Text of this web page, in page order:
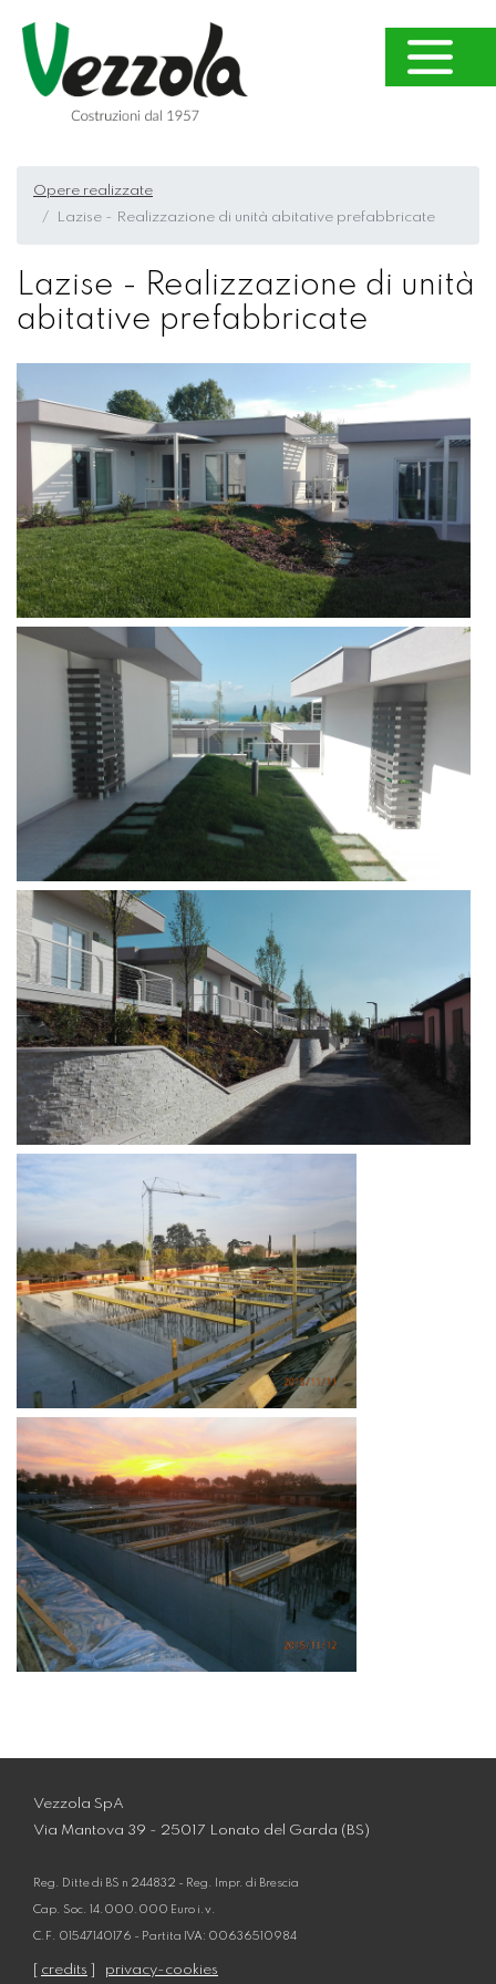
Opere realizzate
Lazise - Realizzazione di unità abitative prefabbricate
Lazise - Realizzazione di unità
abitative prefabbricate
Vezzola SpA
Via Mantova 39 - 25017 Lonato del Garda (BS)
Reg. Ditte di BS n 244832 - Reg. Impr. di Brescia
Cap. Soc. 14.000.000 Euro i.v.
C.F. 01547140176 - Partita IVA: 00636510984
credits privacy-cookies